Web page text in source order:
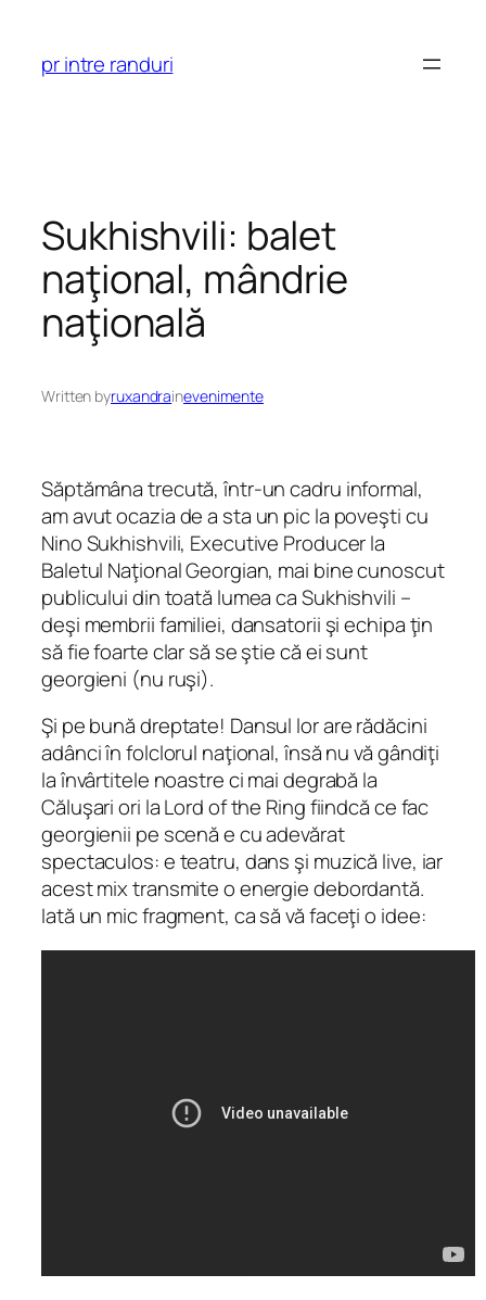
content
pr intre randuri
Sukhishvili: balet
naţional, mândrie
naţională
Written byruxandrainevenimente
Săptămâna trecută, într-un cadru informal,
am avut ocazia de a sta un pic la poveşti cu
Nino Sukhishvili, Executive Producer la
Baletul Naţional Georgian, mai bine cunoscut
publicului din toată lumea ca Sukhishvili –
deşi membrii familiei, dansatorii şi echipa ţin
să fie foarte clar să se ştie că ei sunt
georgieni (nu ruşi).
Şi pe bună dreptate! Dansul lor are rădăcini
adânci în folclorul naţional, însă nu vă gândiţi
la învârtitele noastre ci mai degrabă la
Căluşari ori la Lord of the Ring fiindcă ce fac
georgienii pe scenă e cu adevărat
spectaculos: e teatru, dans şi muzică live, iar
acest mix transmite o energie debordantă.
Iată un mic fragment, ca să vă faceţi o idee: